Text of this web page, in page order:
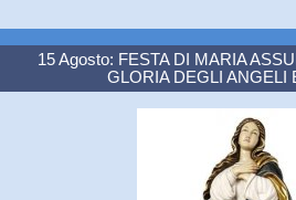
15 Agosto: FESTA DI MARIA
GLORIA DEGLI ANGELI